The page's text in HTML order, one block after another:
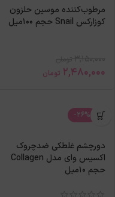
مرطوب‌کننده موسین حلزون
کوزارکس Snail حجم 100میل
2,480,000 تومان
-26%
دورچشم غلطکی ضدچروک
اکسیس وای مدل Collagen
حجم 10میل